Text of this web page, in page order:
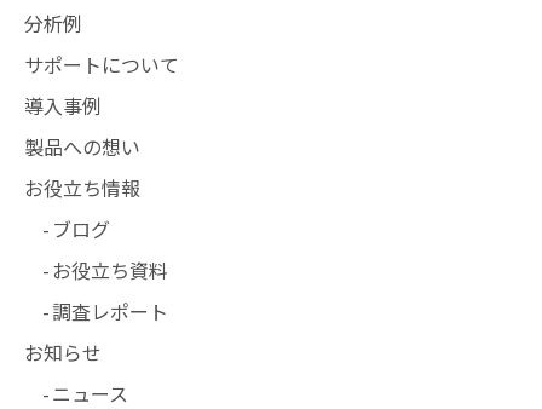
分析例
サポートについて
導入事例
製品への想い
お役立ち情報
ブログ
お役立ち資料
調査レポート
お知らせ
ニュース